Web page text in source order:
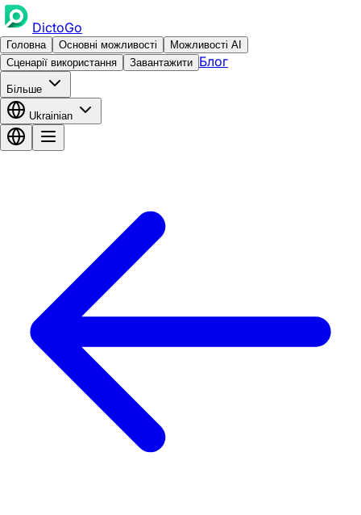
DictoGo
Головна Основні можливості
Можливості AI
Сценарії використання
Завантажити Блог
Більше
Ukrainian